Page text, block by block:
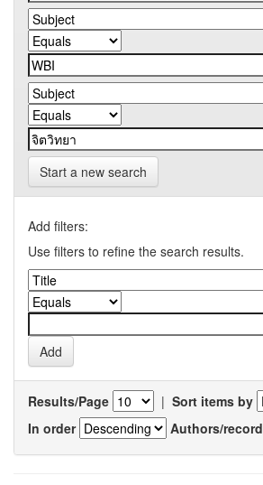
Start a new search
Add filters:
Use filters to refine the search results.
Results/Page | Sort items by
In order
Authors/record